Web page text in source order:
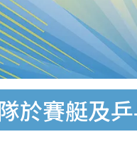
於賽艇及